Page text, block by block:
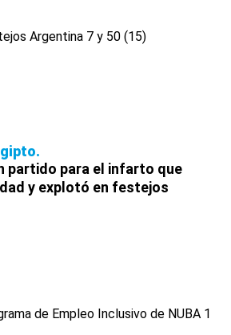
partido para el infarto que
y explotó en festejos